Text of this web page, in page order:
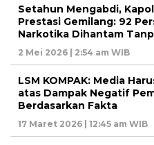
Setahun Mengabdi,
Prestasi Gemilang: 92
Narkotika Dihantam
2 Mei 2026 | 2:54 am WIB
LSM KOMPAK: Media
atas Dampak Negatif
Berdasarkan Fakta
17 Maret 2026 | 12:45 am WIB